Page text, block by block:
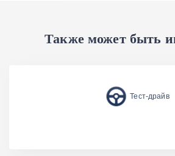
Также может быть
Тест-драйв